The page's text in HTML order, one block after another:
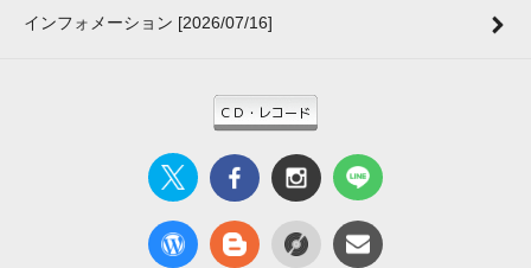
インフォメーション [2026/07/16]